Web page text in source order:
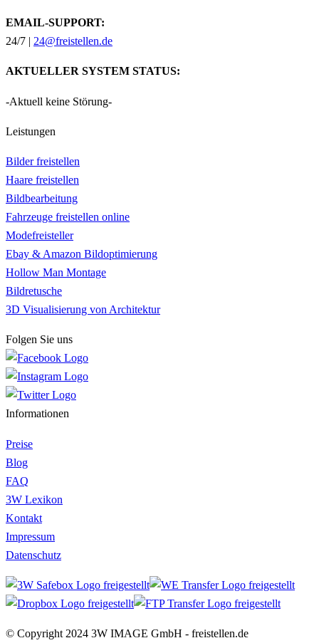
EMAIL-SUPPORT:
24/7 | 24@freistellen.de
AKTUELLER SYSTEM STATUS:
-Aktuell keine Störung-
Leistungen
Bilder freistellen
Haare freistellen
Bildbearbeitung
Fahrzeuge freistellen online
Modefreisteller
Ebay & Amazon Bildoptimierung
Hollow Man Montage
Bildretusche
3D Visualisierung von Architektur
Folgen Sie uns
Informationen
Preise
Blog
FAQ
3W Lexikon
Kontakt
Impressum
Datenschutz
© Copyright 2024 3W IMAGE GmbH - freistellen.de